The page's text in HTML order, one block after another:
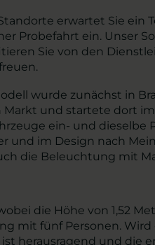
erwartet Sie ein
Probefahrt ein. Unser
Sie von den
wurde zunächst in
und startete dort
ein- und
und im Design nach
die Beleuchtung mit
die Höhe von 1,52
mit fünf Personen.
herausragend und